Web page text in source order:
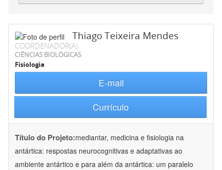
Thiago Teixeira Mendes
COORDENADOR(A)
CIÊNCIAS BIOLÓGICAS
Fisiologia
E-mail
Currículo
Título do Projeto:mediantar, medicina e fisiologia na
antártica: respostas neurocognitivas e adaptativas ao
ambiente antártico e para além da antártica: um paralelo